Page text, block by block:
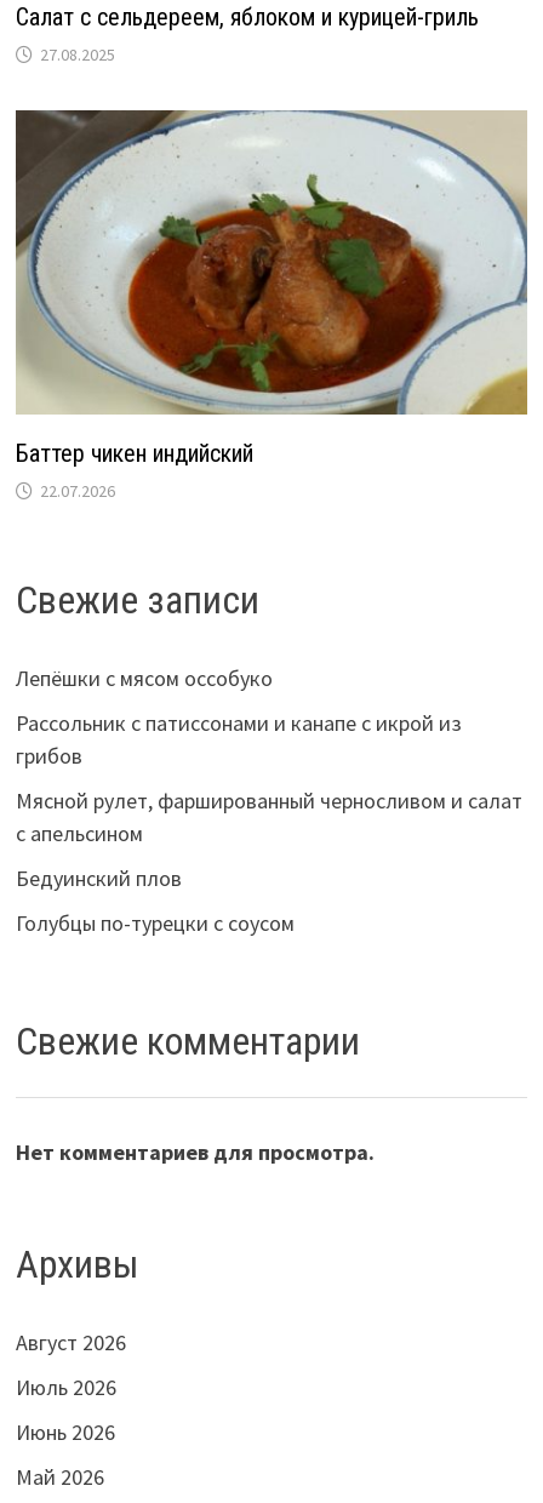
Салат с сельдереем, яблоком и курицей-гриль
27.08.2025
Баттер чикен индийский
22.07.2026
Свежие записи
Лепёшки с мясом оссобуко
Рассольник с патиссонами и канапе с икрой из
грибов
Мясной рулет, фаршированный черносливом и салат
с апельсином
Бедуинский плов
Голубцы по-турецки с соусом
Свежие комментарии
Нет комментариев для просмотра.
Архивы
Август 2026
Июль 2026
Июнь 2026
Май 2026